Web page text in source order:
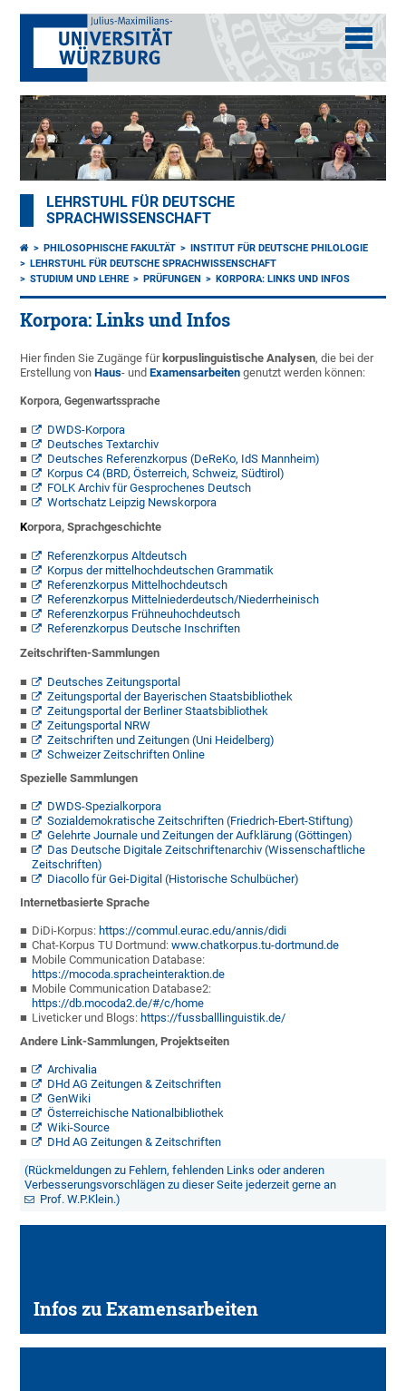
LEHRSTUHL FÜR DEUTSCHE
SPRACHWISSENSCHAFT
PHILOSOPHISCHE FAKULTÄT
INSTITUT FÜR DEUTSCHE PHILOLOGIE
LEHRSTUHL FÜR DEUTSCHE SPRACHWISSENSCHAFT
STUDIUM UND LEHRE
PRÜFUNGEN KORPORA: LINKS UND INFOS
Korpora: Links und Infos
Hier finden Sie Zugänge für korpuslinguistische Analysen, die bei der
Erstellung vonHaus- undExamensarbeiten genutzt werden können:
Korpora, Gegenwartssprache
DWDS-Korpora
Deutsches Textarchiv
Deutsches Referenzkorpus (DeReKo, IdS Mannheim)
Korpus C4 (BRD, Österreich, Schweiz, Südtirol)
FOLK Archiv für Gesprochenes Deutsch
Wortschatz Leipzig Newskorpora
Korpora, Sprachgeschichte
Referenzkorpus Altdeutsch
Korpus der mittelhochdeutschen Grammatik
Referenzkorpus Mittelhochdeutsch
Referenzkorpus Mittelniederdeutsch/Niederrheinisch
Referenzkorpus Frühneuhochdeutsch
Referenzkorpus Deutsche Inschriften
Zeitschriften-Sammlungen
Deutsches Zeitungsportal
Zeitungsportal der Bayerischen Staatsbibliothek
Zeitungsportal der Berliner Staatsbibliothek
Zeitungsportal NRW
Zeitschriften und Zeitungen (Uni Heidelberg)
Schweizer Zeitschriften Online
Spezielle Sammlungen
DWDS-Spezialkorpora
Sozialdemokratische Zeitschriften (Friedrich-Ebert-Stiftung)
Gelehrte Journale und Zeitungen der Aufklärung (Göttingen)
Das Deutsche Digitale Zeitschriftenarchiv (Wissenschaftliche
Zeitschriften)
Diacollo für Gei-Digital (Historische Schulbücher)
Internetbasierte Sprache
DiDi-Korpus: https://commul.eurac.edu/annis/didi
Chat-Korpus TU Dortmund:www.chatkorpus.tu-dortmund.de
Mobile Communication Database:
https://mocoda.spracheinteraktion.de
Mobile Communication Database2:
https://db.mocoda2.de/#/c/home
Liveticker und Blogs: https://fussballlinguistik.de/
Andere Link-Sammlungen, Projektseiten
Archivalia
DHd AG Zeitungen & Zeitschriften
GenWiki
Österreichische Nationalbibliothek
Wiki-Source
DHd AG Zeitungen & Zeitschriften
(Rückmeldungen zu Fehlern, fehlenden Links oder anderen
Verbesserungsvorschlägen zu dieser Seite jederzeit gerne an
Prof. W.P.Klein.)
Infos zu Examensarbeiten